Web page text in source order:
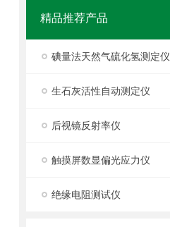
精品推荐产品
碘量法天然气硫化氢测定仪
生石灰活性自动测定仪
后视镜反射率仪
触摸屏数显偏光应力仪
绝缘电阻测试仪